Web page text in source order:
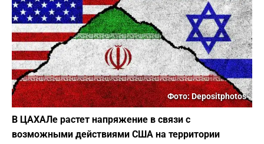
Фото: Depositphotos
В ЦАХАЛе растет напряжение в связи с
возможными действиями США на территории